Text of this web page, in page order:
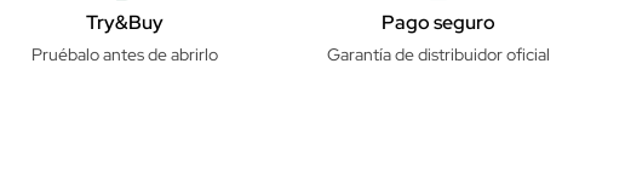
Try&Buy
Pruébalo antes de abrirlo
Pago seguro
Garantía de distribuidor oficial